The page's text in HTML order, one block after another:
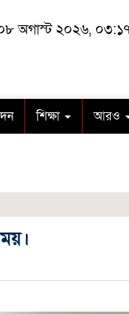
অগাস্ট ২০২৬, ০৩:১৭
শিক্ষা আরও